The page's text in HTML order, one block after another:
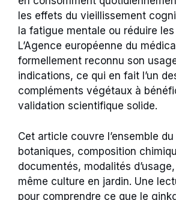
les effets du vieillissement
la fatigue mentale ou réduire
L’Agence européenne du
formellement reconnu son
indications, ce qui en fait l’un
compléments végétaux à
validation scientifique solide.
Cet article couvre l’ensemble
botaniques, composition
documentés, modalités
même culture en jardin. Une
pour comprendre ce que le